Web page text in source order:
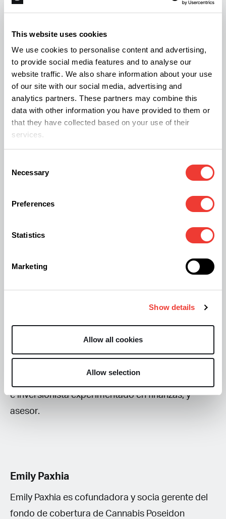
This website uses cookies
We use cookies to personalise content and advertising,
to provide social media features and to analyse our
website traffic. We also share information about your use
of our site with our social media, advertising and
analytics partners. These partners may combine this
data with other information you have provided to them or
that they have collected based on your use of their
services.
Selection
Necessary
Preferences
Statistics
Marketing
Show details
Allow all cookies
Allow selection
Tim Seymour es experto en el mercado,
coanfitrión del programa de TV Fast Moneyde la
cadena CNBC, y fundador y director de
inversiones de Seymour Asset Management
(SAM), que ofrece servicios de gestión de activos
y gestión de patrimonio para sus clientes.
Todd A. Harrison es socio fundador y director de
inversiones de CB1 Capital Management. CB1
Capital Management se centra en el bienestar
Karan Wadhera
e inversionista experimentado en finanzas, y
asesor.
Emily Paxhia
Emily Paxhia es cofundadora y socia gerente del
fondo de cobertura de Cannabis Poseidon